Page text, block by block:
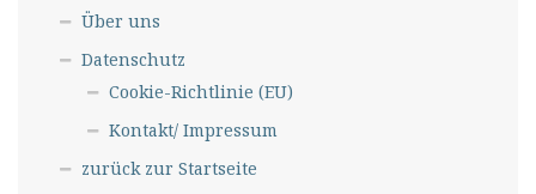
Über uns
Datenschutz
Cookie-Richtlinie (EU)
Kontakt/ Impressum
zurück zur Startseite